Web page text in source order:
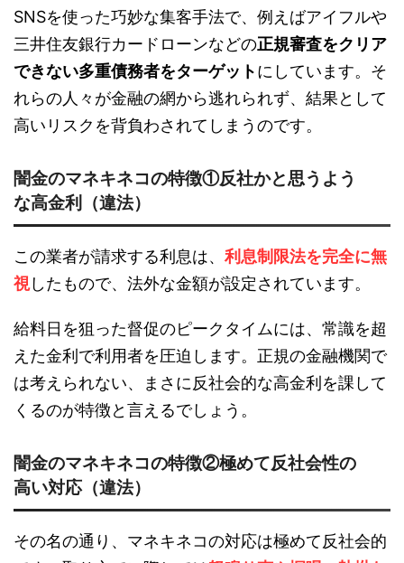
SNSを使った巧妙な集客手法で、例えばアイフルや
三井住友銀行カードローンなどの正規審査をクリア
できない多重債務者をターゲットにしています。そ
れらの人々が金融の網から逃れられず、結果として
高いリスクを背負わされてしまうのです。
闇金のマネキネコの特徴①反社かと思うよう
な高金利（違法）
この業者が請求する利息は、 利息制限法を完全に無
視したもので、法外な金額が設定されています。
給料日を狙った督促のピークタイムには、常識を超
えた金利で利用者を圧迫します。正規の金融機関で
は考えられない、まさに反社会的な高金利を課して
くるのが特徴と言えるでしょう。
闇金のマネキネコの特徴②極めて反社会性の
高い対応（違法）
その名の通り、マネキネコの対応は極めて反社会的